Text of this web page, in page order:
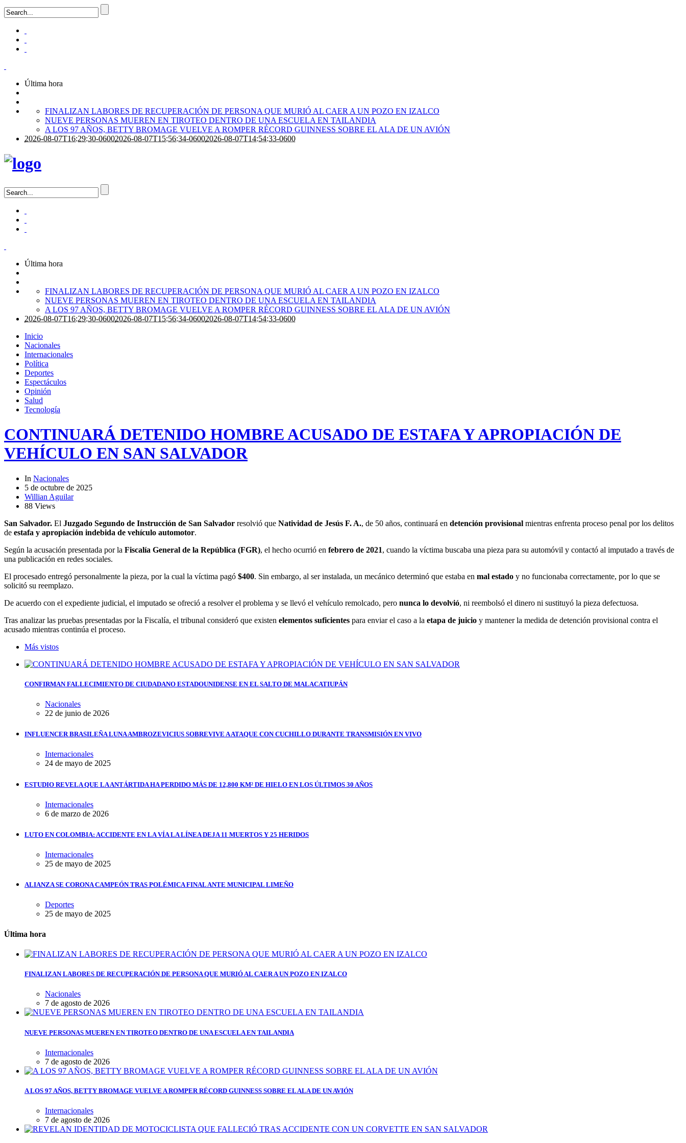
Última hora
FINALIZAN LABORES DE RECUPERACIÓN DE PERSONA QUE MURIÓ AL CAER A UN POZO EN IZALCO
NUEVE PERSONAS MUEREN EN TIROTEO DENTRO DE UNA ESCUELA EN TAILANDIA
A LOS 97 AÑOS, BETTY BROMAGE VUELVE A ROMPER RÉCORD GUINNESS SOBRE EL ALA DE UN AVIÓN
2026-08-07T16:29:30-06002026-08-07T15:56:34-06002026-08-07T14:54:33-0600
Última hora
FINALIZAN LABORES DE RECUPERACIÓN DE PERSONA QUE MURIÓ AL CAER A UN POZO EN IZALCO
NUEVE PERSONAS MUEREN EN TIROTEO DENTRO DE UNA ESCUELA EN TAILANDIA
A LOS 97 AÑOS, BETTY BROMAGE VUELVE A ROMPER RÉCORD GUINNESS SOBRE EL ALA DE UN AVIÓN
2026-08-07T16:29:30-06002026-08-07T15:56:34-06002026-08-07T14:54:33-0600
Inicio
Nacionales
Internacionales
Política
Deportes
Espectáculos
Opinión
Salud
Tecnología
CONTINUARÁ DETENIDO HOMBRE ACUSADO DE ESTAFA Y APROPIACIÓN DE
VEHÍCULO EN SAN SALVADOR
In Nacionales
5 de octubre de 2025
Willian Aguilar
88 Views
San Salvador. El Juzgado Segundo de Instrucción de San Salvador resolvió que Natividad de Jesús F. A., de 50 años, continuará en detención provisional mientras enfrenta proceso penal por los delitos
de estafa y apropiación indebida de vehículo automotor.
Según la acusación presentada por la Fiscalía General de la República (FGR), el hecho ocurrió en febrero de 2021, cuando la víctima buscaba una pieza para su automóvil y contactó al imputado a través de
una publicación en redes sociales.
El procesado entregó personalmente la pieza, por la cual la víctima pagó $400. Sin embargo, al ser instalada, un mecánico determinó que estaba en mal estado y no funcionaba correctamente, por lo que se
solicitó su reemplazo.
De acuerdo con el expediente judicial, el imputado se ofreció a resolver el problema y se llevó el vehículo remolcado, pero nunca lo devolvió, ni reembolsó el dinero ni sustituyó la pieza defectuosa.
Tras analizar las pruebas presentadas por la Fiscalía, el tribunal consideró que existen elementos suficientes para enviar el caso a la etapa de juicio y mantener la medida de detención provisional contra el
acusado mientras continúa el proceso.
Más vistos
CONFIRMAN FALLECIMIENTO DE CIUDADANO ESTADOUNIDENSE EN EL SALTO DE MALACATIUPÁN
Nacionales
22 de junio de 2026
INFLUENCER BRASILEÑA LUNA AMBROZEVICIUS SOBREVIVE A ATAQUE CON CUCHILLO DURANTE TRANSMISIÓN EN VIVO
Internacionales
24 de mayo de 2025
ESTUDIO REVELA QUE LA ANTÁRTIDA HA PERDIDO MÁS DE 12,800 KM² DE HIELO EN LOS ÚLTIMOS 30 AÑOS
Internacionales
6 de marzo de 2026
LUTO EN COLOMBIA: ACCIDENTE EN LA VÍA LA LÍNEA DEJA 11 MUERTOS Y 25 HERIDOS
Internacionales
25 de mayo de 2025
ALIANZA SE CORONA CAMPEÓN TRAS POLÉMICA FINAL ANTE MUNICIPAL LIMEÑO
Deportes
25 de mayo de 2025
Última hora
FINALIZAN LABORES DE RECUPERACIÓN DE PERSONA QUE MURIÓ AL CAER A UN POZO EN IZALCO
Nacionales
7 de agosto de 2026
NUEVE PERSONAS MUEREN EN TIROTEO DENTRO DE UNA ESCUELA EN TAILANDIA
Internacionales
7 de agosto de 2026
A LOS 97 AÑOS, BETTY BROMAGE VUELVE A ROMPER RÉCORD GUINNESS SOBRE EL ALA DE UN AVIÓN
Internacionales
7 de agosto de 2026